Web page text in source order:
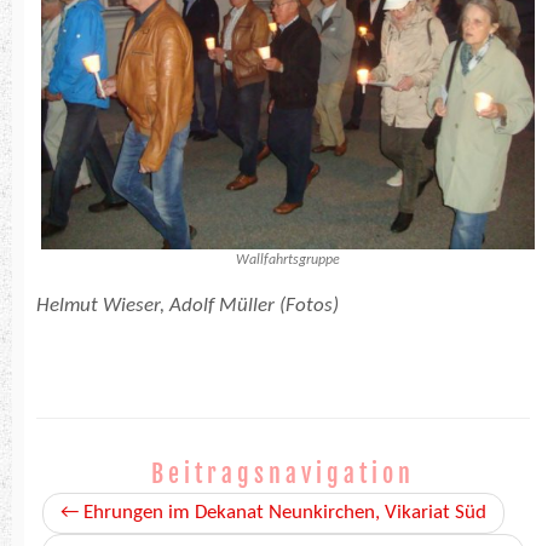
Wallfahrtsgruppe
Helmut Wieser, Adolf Müller (Fotos)
Beitragsnavigation
← Ehrungen im Dekanat Neunkirchen, Vikariat Süd